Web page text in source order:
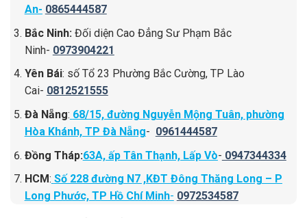
An- 0865444587
Bắc Ninh: Đối diện Cao Đẳng Sư Phạm Bắc
Ninh- 0973904221
Yên Bái: số Tổ 23 Phường Bắc Cường, TP Lào
Cai- 0812521555
Đà Nẵng: 68/15, đường Nguyễn Mộng Tuân, phường
Hòa Khánh, TP Đà Nẵng- 0961444587
Đồng Tháp:63A, ấp Tân Thạnh, Lấp Vò- 0947344334
HCM: Số 228 đường N7 ,KĐT Đông Thăng Long – P
Long Phước, TP Hồ Chí Minh- 0972534587